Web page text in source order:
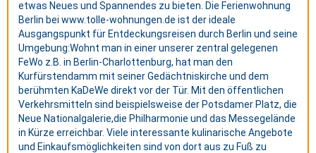
etwas Neues und Spannendes zu bieten. Die Ferienwohnung
Berlin bei www.tolle-wohnungen.de ist der ideale
Ausgangspunkt für Entdeckungsreisen durch Berlin und seine
Umgebung:Wohnt man in einer unserer zentral gelegenen
FeWo z.B. in Berlin-Charlottenburg, hat man den
Kurfürstendamm mit seiner Gedächtniskirche und dem
berühmten KaDeWe direkt vor der Tür. Mit den öffentlichen
Verkehrsmitteln sind beispielsweise der Potsdamer Platz, die
Neue Nationalgalerie,die Philharmonie und das Messegelände
in Kürze erreichbar. Viele interessante kulinarische Angebote
und Einkaufsmöglichkeiten sind von dort aus zu Fuß zu